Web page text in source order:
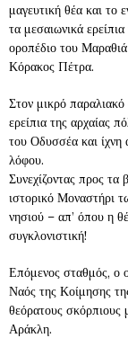
μαγευτική θέα και το
τα μεσαιωνικά
οροπέδιο του
Κόρακος Πέτρα.
Στον μικρό
ερείπια της αρχαίας
του Οδυσσέα και
λόφου.
Συνεχίζοντας προς τα
ιστορικό Μοναστήρι
νησιού – απ’ όπου η
συγκλονιστική!
Επόμενος σταθμός, ο
Ναός της Κοίμησης
θεόρατους σκόρπιους
Αράκλη.